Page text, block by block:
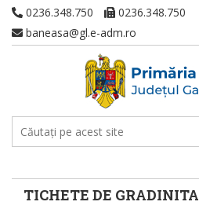
0236.348.750
0236.348.750
baneasa@gl.e-adm.ro
TICHETE DE GRADINITA